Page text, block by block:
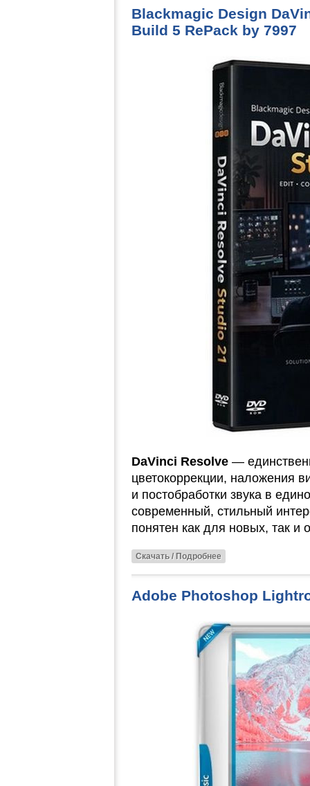
Blackmagic Design
Build 5 RePack by 7997
DaVinci Resolve —
цветокоррекции, наложения
и постобработки звука в
современный, стильный
понятен как для новых, так и
Скачать / Подробнее
Adobe Photoshop